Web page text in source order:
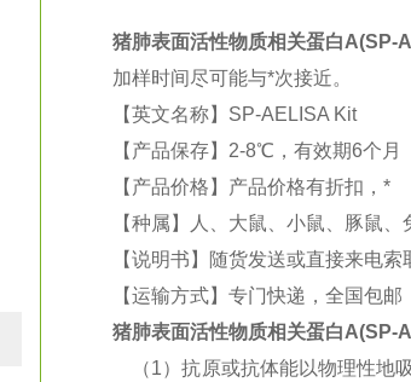
猪肺表面活性物质相关蛋白A(SP-
加样时间尽可能与*次接近。
【英文名称】 SP-AELISA Kit
【产品保存】2-8℃，有效期6个月
【产品价格】产品价格有折扣，*
【种属】人、大鼠、小鼠、豚鼠
【说明书】随货发送或直接来电索
【运输方式】专门快递，全国包邮
猪肺表面活性物质相关蛋白A(SP-
（1）抗原或抗体能以物理性